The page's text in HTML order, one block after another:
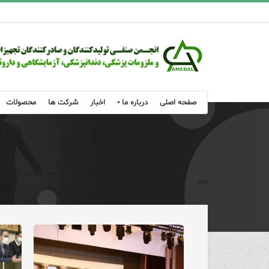
صفحه اصلی درباره ما اخبار شرکت ها محصولات